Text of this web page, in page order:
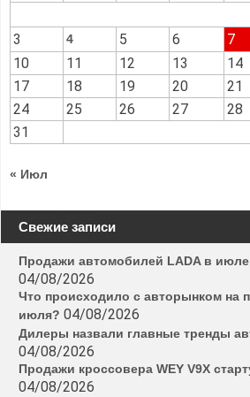
3
4 5 6 7
10
11 12 13 14
17
18 19 20 21
24
25 26 27 28
31
« Июл
Свежие записи
Продажи автомобилей LADA в
04/08/2026
Что происходило с авторынком на
июля? 04/08/2026
Дилеры назвали главные тренды
04/08/2026
Продажи кроссовера WEY V9X
04/08/2026